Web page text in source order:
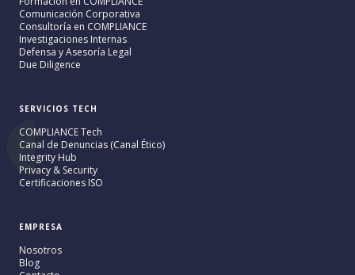
Comunicación Corporativa
Consultoría en COMPLIANCE
Investigaciones Internas
Defensa y Asesoría Legal
Due Diligence
SERVICIOS TECH
COMPLIANCE Tech
Canal de Denuncias (Canal Ético)
Integrity Hub
Privacy & Security
Certificaciones ISO
EMPRESA
Nosotros
Blog